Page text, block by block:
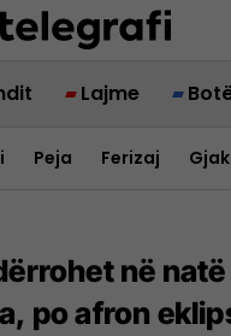
Lajme
Peja Ferizaj
në
po afron